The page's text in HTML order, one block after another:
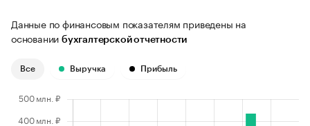
Данные по финансовым показателям приведены на
основании бухгалтерской отчетности
Все Выручка Прибыль